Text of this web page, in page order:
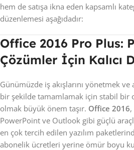
hem de satışa ikna eden kapsamlı
düzenlemesi aşağıdadır:
Office 2016 Pro Plus:
Çözümler İçin Kalıcı
Günümüzde iş akışlarını yönetmek
bir şekilde tamamlamak için stabil bir
olmak büyük önem taşır. Office 2016
PowerPoint ve Outlook gibi güçlü
en çok tercih edilen yazılım
abonelik ücretleri yerine ömür boyu